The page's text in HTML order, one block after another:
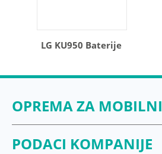
LG KU950 Baterije
OPREMA ZA MOBILNI
PODACI KOMPANIJE